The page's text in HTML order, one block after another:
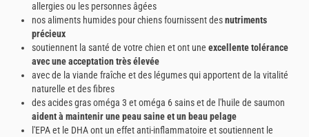
allergies ou les personnes âgées
nos aliments humides pour chiens fournissent desnutriments
précieux
soutiennent la santé de votre chien et ont une excellente tolérance
avec une acceptation très élevée
avec de la viande fraîche et des légumes qui apportent de la vitalité
naturelle et des fibres
des acides gras oméga 3 et oméga 6 sains et de l'huile de saumon
aident à maintenir une peau saine et un beau pelage
l'EPA et le DHA ont un effet anti-inflammatoire et soutiennent le